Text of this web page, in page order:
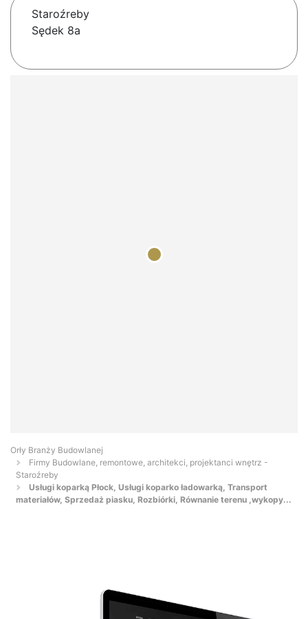
Staroźreby
Sędek 8a
Orły Branży Budowlanej
Firmy Budowlane, remontowe, architekci, projektanci wnętrz -
Staroźreby
Usługi koparką Płock, Usługi koparko ładowarką, Transport
materiałów, Sprzedaż piasku, Rozbiórki, Równanie terenu ,wykopy...